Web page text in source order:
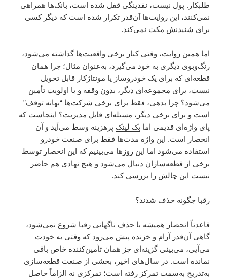
طلبکار. پول نیست، نقدینگی قفل شده است، بانک‌ها همراهی
نمی‌کنند، این روایت‌ها آن‌قدر تکرار شده است که دیگر کسی
برای شنیدنش مکث نمی‌کند.
اما همین روایت، وقتی کنار برخی واقعیت‌ها گذاشته می‌شود،
رنگ‌وبوی دیگری به خود می‌گیرد، به‌عنوان مثال؛ چرا همان
قطعه‌ای که برای یک خودروساز یا مونتاژکار قابل تحویل
نیست، برای مجموعه‌ای دیگر، بدون وقفه و با اولویت تأمین
می‌شود؟ چرا بدهی، فقط برای برخی شرکت‌ها “بهانه توقف”
است و برای برخی دیگر، مسئله‌ای قابل مدیریت؟ اینجاست که
پای واژه‌ای قدیمی اما بک لینک پرهزینه وسط می‌آید و آن
انحصار است. این واژه مدت‌ها فقط برای صنعت خودرو
استفاده می‌شود اما این روزها می‌بینیم که این انحصار توسط
برخی از قطعه‌سازان دنبال می‌شود و هیچ نهادی هم حاضر
نیست این چالش را بررسی کند.
رقبا چگونه حذف شدند؟
قاعدتاً انحصار همیشه با حذف ناگهانی رقبا شروع نمی‌شود،
گاهی آن‌قدر آرام و خزنده پیش می‌رود که وقتی به خودت
می‌آیی، می‌بینی گزینه‌ای جز همان تأمین‌کننده خاص باقی
نمانده است. در سال‌های اخیر، بخشی از صنعت قطعه‌سازی
به‌تدریج به‌سمت تمرکز رفته است؛ تمرکزی نه الزاماً حاصل